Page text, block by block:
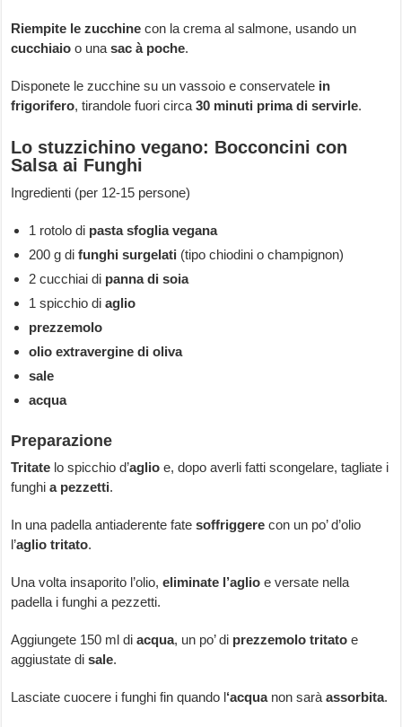
Riempite le zucchine con la crema al salmone, usando un
cucchiaio o unasac à poche.
Disponete le zucchine su un vassoio e conservatele in
frigorifero, tirandole fuori circa30 minuti prima di servirle.
Lo stuzzichino vegano: Bocconcini con
Salsa ai Funghi
Ingredienti (per 12-15 persone)
1 rotolo di pasta sfoglia vegana
200 g difunghi surgelati (tipo chiodini o champignon)
2 cucchiai di panna di soia
1 spicchio diaglio
prezzemolo
olio extravergine di oliva
sale
acqua
Preparazione
Tritate lo spicchio d’aglio e, dopo averli fatti scongelare, tagliate i
funghia pezzetti.
In una padella antiaderente fatesoffriggere con un po’ d’olio
l’aglio tritato.
Una volta insaporito l’olio,eliminate l’aglio e versate nella
padella i funghi a pezzetti.
Aggiungete 150 ml diacqua, un po’ di prezzemolo tritato e
aggiustate di sale.
Lasciate cuocere i funghi fin quando l‘acquanon saràassorbita.